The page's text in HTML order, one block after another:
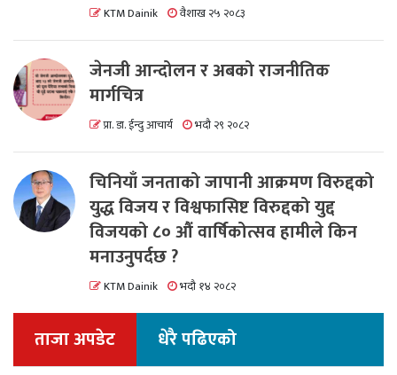
KTM Dainik वैशाख २५ २०८३
जेनजी आन्दोलन र अबको राजनीतिक
मार्गचित्र
प्रा. डा. ईन्दु आचार्य भदौ २९ २०८२
चिनियाँ जनताको जापानी आक्रमण विरुद्दको
युद्ध विजय र विश्वफासिष्ट विरुद्दको युद्द
विजयको ८० औं वार्षिकोत्सव हामीले किन
मनाउनुपर्दछ ?
KTM Dainik भदौ १४ २०८२
ताजा अपडेट धेरै पढिएको